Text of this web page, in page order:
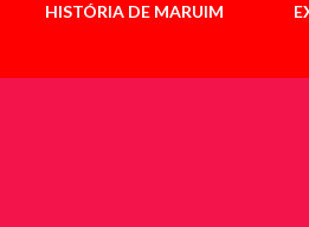
HISTÓRIA DE MARUIM